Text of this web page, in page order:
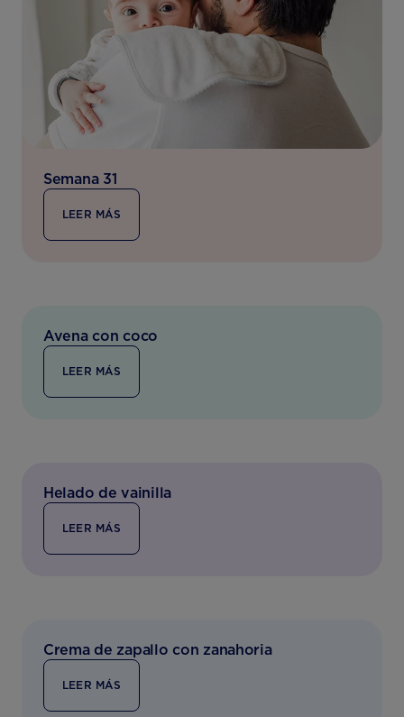
Semana 31
LEER MÁS
Avena con coco
LEER MÁS
Helado de vainilla
LEER MÁS
Crema de zapallo con zanahoria
LEER MÁS